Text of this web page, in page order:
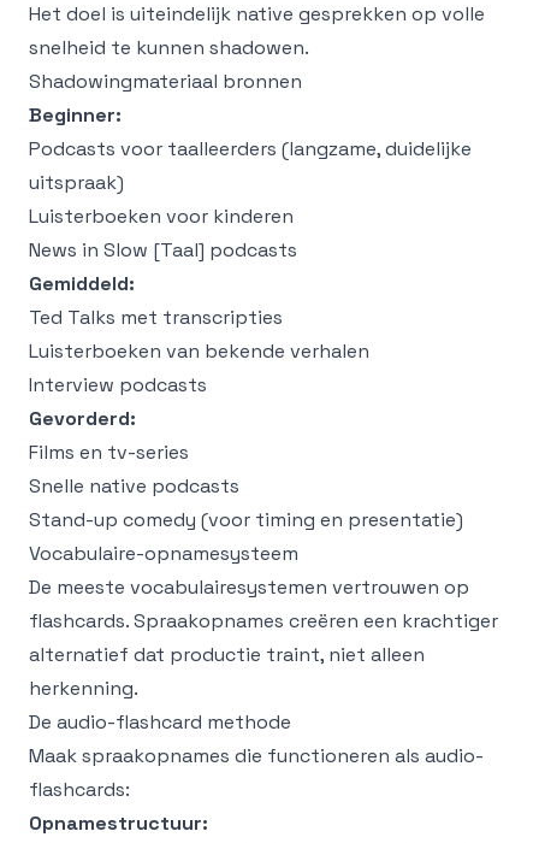
Het doel is uiteindelijk native gesprekken op volle
snelheid te kunnen shadowen.
Shadowingmateriaal bronnen
Beginner:
Podcasts voor taalleerders (langzame, duidelijke
uitspraak)
Luisterboeken voor kinderen
News in Slow [Taal] podcasts
Gemiddeld:
Ted Talks met transcripties
Luisterboeken van bekende verhalen
Interview podcasts
Gevorderd:
Films en tv-series
Snelle native podcasts
Stand-up comedy (voor timing en presentatie)
Vocabulaire-opnamesysteem
De meeste vocabulairesystemen vertrouwen op
flashcards. Spraakopnames creëren een krachtiger
alternatief dat productie traint, niet alleen
herkenning.
De audio-flashcard methode
Maak spraakopnames die functioneren als audio-
flashcards:
Opnamestructuur: